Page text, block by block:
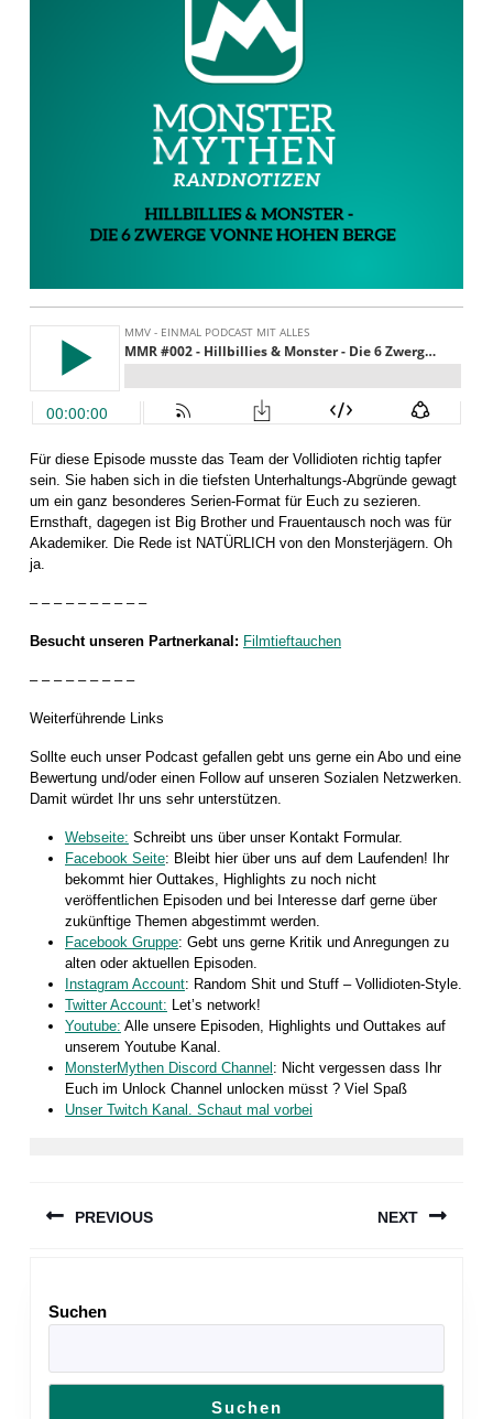
Für diese Episode musste das Team der Vollidioten richtig tapfer
sein. Sie haben sich in die tiefsten Unterhaltungs-Abgründe gewagt
um ein ganz besonderes Serien-Format für Euch zu sezieren.
Ernsthaft, dagegen ist Big Brother und Frauentausch noch was für
Akademiker. Die Rede ist NATÜRLICH von den Monsterjägern. Oh
ja.
– – – – – – – – – –
Besucht unseren Partnerkanal: Filmtieftauchen
– – – – – – – – –
Weiterführende Links
Sollte euch unser Podcast gefallen gebt uns gerne ein Abo und eine
Bewertung und/oder einen Follow auf unseren Sozialen Netzwerken.
Damit würdet Ihr uns sehr unterstützen.
Webseite: Schreibt uns über unser Kontakt Formular.
Facebook Seite: Bleibt hier über uns auf dem Laufenden! Ihr
bekommt hier Outtakes, Highlights zu noch nicht
veröffentlichen Episoden und bei Interesse darf gerne über
zukünftige Themen abgestimmt werden.
Facebook Gruppe: Gebt uns gerne Kritik und Anregungen zu
alten oder aktuellen Episoden.
Instagram Account: Random Shit und Stuff – Vollidioten-Style.
Twitter Account: Let’s network!
Youtube: Alle unsere Episoden, Highlights und Outtakes auf
unserem Youtube Kanal.
MonsterMythen Discord Channel : Nicht vergessen dass Ihr
Euch im Unlock Channel unlocken müsst ? Viel Spaß
Unser Twitch Kanal. Schaut mal vorbei
PREVIOUS
post:
NEXT
Suchen
Suchen